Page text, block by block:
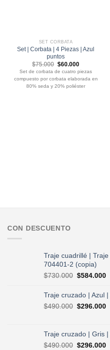
SET CORBATA
Set | Corbata | 4 Piezas | Azul
puntos
$75.000 El
precio
original
era:
$75.000.
$60.000El
precio
actual
es:
$60.000.
Set de corbata de cuatro piezas
compuesto por corbata elaborada en
80% seda y 20% poliéster
CON DESCUENTO
Traje cuadrillé |
704401-2 (copia)
$730.000 El
original
era:
$730.000.
$584.000El
Traje cruzado | Azul
$490.000 El
era:
$490.000.
$296.000El
Traje cruzado | Gris
$490.000 El
$296.000El